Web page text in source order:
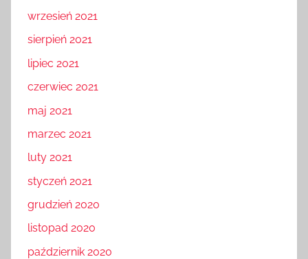
wrzesień 2021
sierpień 2021
lipiec 2021
czerwiec 2021
maj 2021
marzec 2021
luty 2021
styczeń 2021
grudzień 2020
listopad 2020
październik 2020